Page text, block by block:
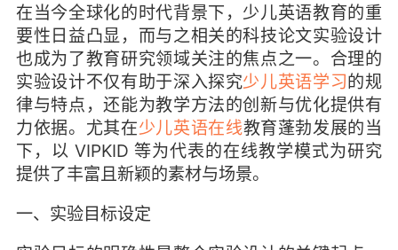
在当今全球化的时代背景下，少儿英语教育的重
要性日益凸显，而与之相关的科技论文实验设计
也成为了教育研究领域关注的焦点之一。合理的
实验设计不仅有助于深入探究少儿英语学习的规
律与特点，还能为教学方法的创新与优化提供有
力依据。尤其在少儿英语在线教育蓬勃发展的当
下，以 VIPKID 等为代表的在线教学模式为研究
提供了丰富且新颖的素材与场景。
一、实验目标设定